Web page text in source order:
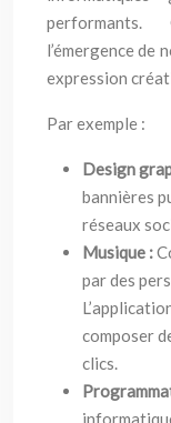
performants.
l’émergence de
expression
Par exemple :
Design
bannières
réseaux
Musique :
par des
composer
clics.